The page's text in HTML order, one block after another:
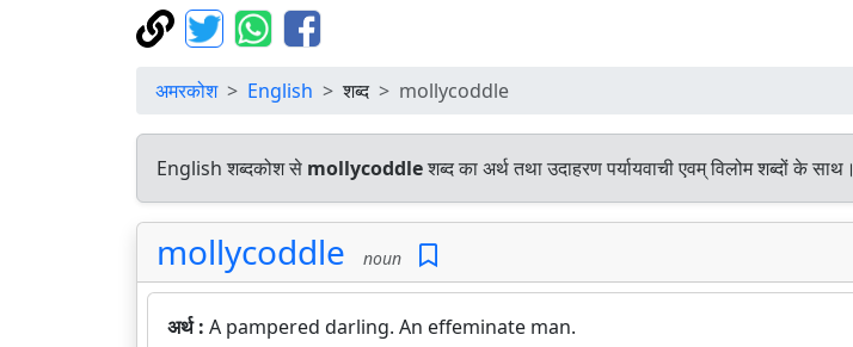
अमरकोश English शब्द mollycoddle
English शब्दकोश से mollycoddleशब्द का अर्थ तथा उदाहरण पर्यायवाची एवम् विलोम शब्दों के साथ।
mollycoddle noun
अर्थ : A pampered darling. An effeminate man.